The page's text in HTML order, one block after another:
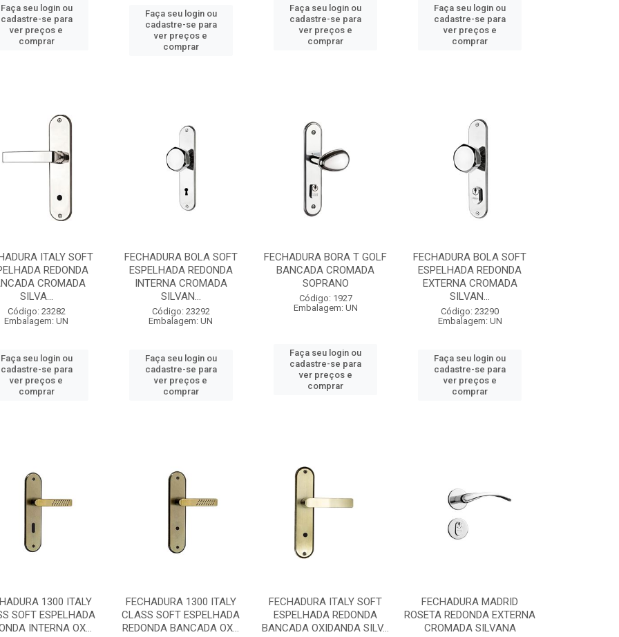
Faça seu login ou
cadastre-se para
ver preços e
comprar
Faça seu login ou
cadastre-se para
ver preços e
comprar
Faça seu login ou
cadastre-se para
ver preços e
comprar
Faça seu login ou
cadastre-se para
ver preços e
comprar
ITALY SOFT
REDONDA
CROMADA
SILVA...
Código: 23282
Embalagem: UN
Faça seu login ou
cadastre-se para
ver preços e
comprar
FECHADURA BOLA SOFT
ESPELHADA REDONDA
INTERNA CROMADA
SILVAN...
Código: 23292
Embalagem: UN
Faça seu login ou
cadastre-se para
ver preços e
comprar
FECHADURA BORA T GOLF
BANCADA CROMADA
SOPRANO
Código: 1927
Embalagem: UN
Faça seu login ou
cadastre-se para
ver preços e
comprar
FECHADURA BOLA SOFT
ESPELHADA REDONDA
EXTERNA CROMADA
SILVAN...
Código: 23290
Embalagem: UN
Faça seu login ou
cadastre-se para
ver preços e
comprar
1300 ITALY
SOFT ESPELHADA
INTERNA OX...
FECHADURA 1300 ITALY
CLASS SOFT ESPELHADA
REDONDA BANCADA OX...
FECHADURA ITALY SOFT
ESPELHADA REDONDA
BANCADA OXIDANDA SILV...
FECHADURA MADRID
ROSETA REDONDA EXTERNA
CROMADA SILVANA